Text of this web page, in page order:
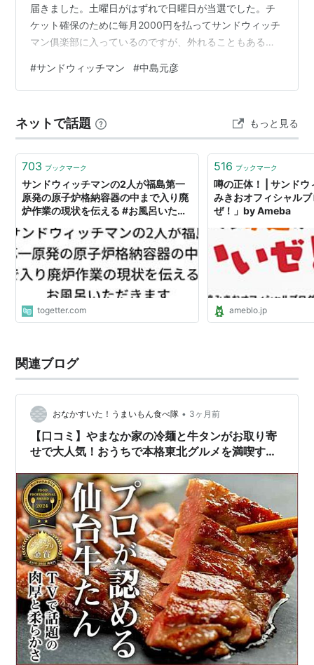
届きました。土曜日がはずれで日曜日が当選でした。チ
ケット確保のために毎月2000円を払ってサンドウィッチ
マン俱楽部に入っているのですが、外れることもあるん
ちらかにユアスタでみちのくダービーが行われるので、
困ったことになりました。2日間とも確保しておいて、ダ
のですが、日曜日がダービーの場合には、仕方がないの
で娘にベガルタのチケットを譲ってLIVEに行くしかない
かな？ おととい発売の…
#サンドウィッチマン #中島元彦
ネットで話題 もっと見る
703 ブックマーク
サンドウィッチマンの2人が福島第一
原発の原子炉格納容器の中まで入り廃
炉作業の現状を伝える #お風呂いただ
togetter.com
516 ブックマーク
噂の正体！ | サンドウ
みきおオフィシャル
ぜ！」by Ameba
ameblo.jp
関連ブログ
おなかすいた！うまいもん食べ隊 • 3ヶ月前
【口コミ】やまなか家の冷麺と牛タンがお取り寄
せで大人気！おうちで本格東北グルメを満喫する